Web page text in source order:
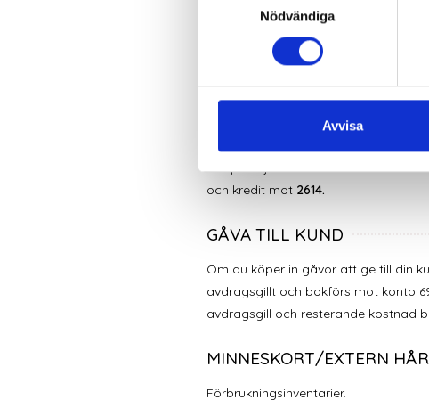
s
Nödvändiga
Avvisa
Redovisningstjänster.
MII-ESTILO
Klänningar & rekvisita. Räkna ut
Inköp av tjänster från ett land
och kredit mot 2614.
GÅVA TILL KUND
Om du köper in gåvor att ge till din
avdragsgillt och bokförs mot konto
avdragsgill och resterande kostnad
MINNESKORT/EXTERN
Förbrukningsinventarier.